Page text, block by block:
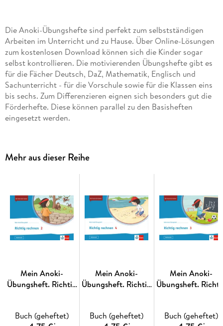
Die Anoki-Übungshefte sind perfekt zum selbstständigen
Arbeiten im Unterricht und zu Hause. Über Online-Lösungen
zum kostenlosen Download können sich die Kinder sogar
selbst kontrollieren. Die motivierenden Übungshefte gibt es
für die Fächer Deutsch, DaZ, Mathematik, Englisch und
Sachunterricht - für die Vorschule sowie für die Klassen eins
bis sechs. Zum Differenzieren eignen sich besonders gut die
Förderhefte. Diese können parallel zu den Basisheften
eingesetzt werden.
kindgerechte Sachtexte,
Aufgaben zu Sachwissen, z. B. richtiges Benennen der Teile
Erkennen von Lebewesen auf der Wiese,
Vorlagen für Sachzeichnungen und Steckbriefe,
Mach-Pause-Seiten mit Rätseln, Such- und Ausmalbildern,
de/anoki
Mehr aus dieser Reihe
Mein Anoki-
Übungsheft. Richtig
Buch (geheftet)
Mein Anoki-
Übungsheft. Richtig
Buch (geheftet)
Mein Anoki-
Übungsheft.
Buch (geheftet)